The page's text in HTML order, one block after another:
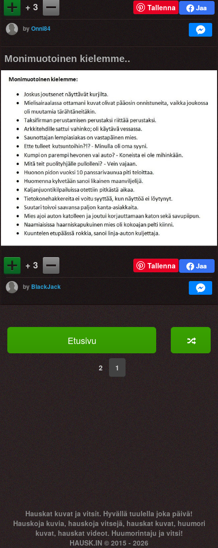
+ 3 Tallenna
byOnni84
Monimuotoinen kielemme..
+ 3 Tallenna
by BlackJack
Etusivu
2 1
Hauskat kuvat ja vitsit. Hyvällä tuulella joka päivä!
Hauskoja kuvia, hauskoja vitsejä, hauskat kuvat, huumori
kuvat, hauskat videot. Huumorintaju ja vitsi!
HAUSK.IN © 2015 - 2026